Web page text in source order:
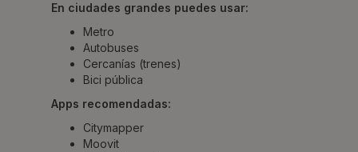
En ciudades grandes puedes usar:
Metro
Autobuses
Cercanías (trenes)
Bici pública
Apps recomendadas:
Citymapper
Moovit